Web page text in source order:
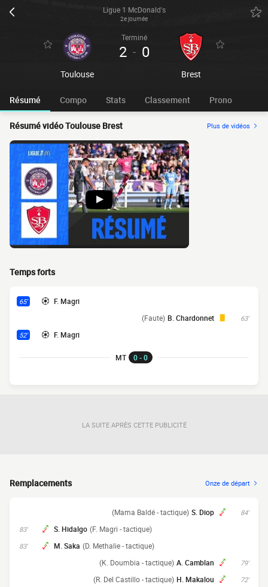
Ligue 1 McDonald's
2e journée
Toulouse
Terminé
2 - 0
Brest
Résumé Compo Stats Classement Prono
Résumé vidéo Toulouse Brest Plus de vidéos
Temps forts
65' F. Magri
63'
B. Chardonnet
(Faute)
52' F. Magri
MT 0 - 0
LA SUITE APRÈS CETTE PUBLICITÉ
Remplacements Onze de départ
84'
S. Diop
(Mama Baldé - tactique)
83' S. Hidalgo (F. Magri - tactique)
83' M. Saka (D. Methalie - tactique)
79'
A. Camblan
(K. Doumbia - tactique)
72'
H. Makalou
(R. Del Castillo - tactique)